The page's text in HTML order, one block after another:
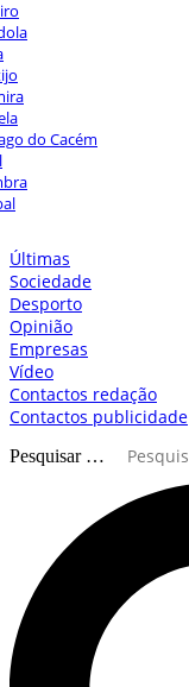
do Cacém
Últimas
Sociedade
Desporto
Opinião
Empresas
Vídeo
Contactos redação
Contactos publicidade
Pesquisar …